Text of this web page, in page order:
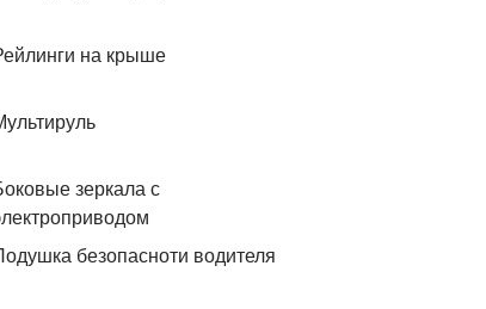
на крыше
зеркала с
безопасноти водителя